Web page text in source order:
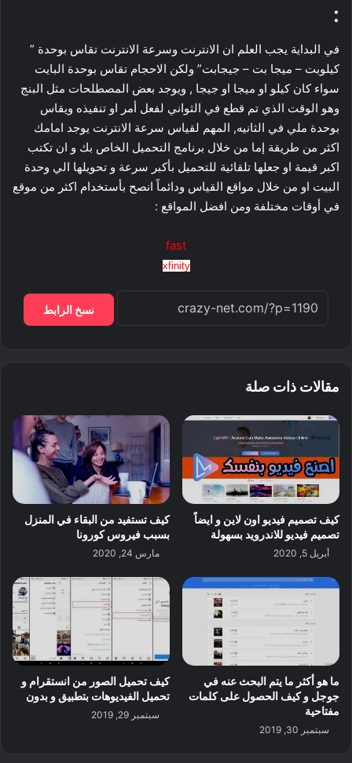
:
في البداية يجب العلم ان الانترنت وسرعة الانترنت تقاس بوحدة ”
كيلوبت – ميجا بت – جيجابت” ولكن الاحجام تقاس بوحدة البايت
سواء كان كيلو او ميجا او جيجا , ويوجد بعض المصطلحات مثل البنج
وهو الوقت الذي تم قطع في الثواني لفعل أمر او تنفيذه ويقاس
بوحدة ملي في الثانيه, المهم لقياس سرعة الانترنت يوجد امامك
اكثر من طريقة إما من خلال برنامج التحميل الخاص بك و ان تكتب
اكبر قيمة او جعلها تلقائية للتحميل بأكبر سرعة و تحويلها الي وحدة
البيت او من خلال مواقع القياس ودائماً انصح بأستخدام اكثر من موقع
في أوقات مختلفة ومن افضل المواقع :
fast
xfinity
نسخ الرابط
مقالات ذات صلة
كيف تصميم فيديو اون لاين و ايضاً
تصميم فيديو للاندرويد بسهولة
أبريل 5, 2020
كيف تستفيد من البقاء في المنزل
بسبب فيروس كورونا
مارس 24, 2020
ما هو أكثر ما يتم البحث عنه في
جوجل و كيف الحصول على كلمات
مفتاحية
سبتمبر 30, 2019
كيف تحميل الصور من انستقرام و
تحميل الفيديوهات بتطبيق و بدون
سبتمبر 29, 2019